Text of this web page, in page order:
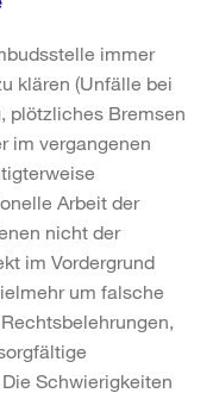
immer
klären (Unfälle bei
plötzliches Bremsen
im vergangenen
Arbeit der
nicht der
im Vordergrund
um falsche
Schwierigkeiten